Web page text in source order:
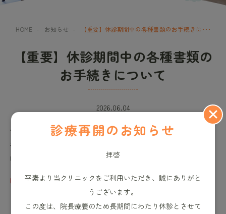
HOME - お知らせ - 【重要】休診期間中の各種書類のお手続きに･･･
【重要】休診期間中の各種書類の
お手続きについて
2026.06.04
休診前に当院へ通院されていた患者様で、診断書、保険会
社提出書類、各種証明書等が必要な方は、下記の職員対応
時間内にクリニックまでお電話ください。
■ 7月1日（木）、6日（月）、9日（木）
・14:00～16:00
診療再開のお知らせ
拝啓
平素より当クリニックをご利用いただき、誠にありがと
うございます。
この度は、院長療養のため長期間にわたり休診とさせて